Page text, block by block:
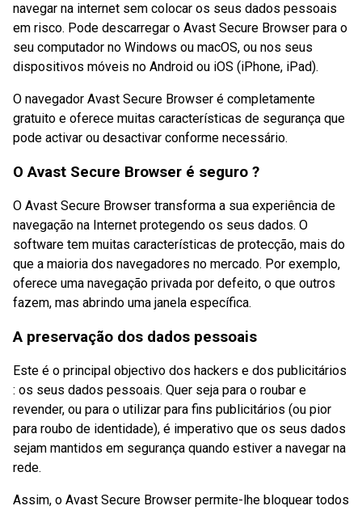
navegar na internet sem colocar os seus dados pessoais
em risco. Pode descarregar o Avast Secure Browser para o
seu computador no Windows ou macOS, ou nos seus
dispositivos móveis no Android ou iOS (iPhone, iPad).
O navegador Avast Secure Browser é completamente
gratuito e oferece muitas características de segurança que
pode activar ou desactivar conforme necessário.
O Avast Secure Browser é seguro ?
O Avast Secure Browser transforma a sua experiência de
navegação na Internet protegendo os seus dados. O
software tem muitas características de protecção, mais do
que a maioria dos navegadores no mercado. Por exemplo,
oferece uma navegação privada por defeito, o que outros
fazem, mas abrindo uma janela específica.
A preservação dos dados pessoais
Este é o principal objectivo dos hackers e dos publicitários
: os seus dados pessoais. Quer seja para o roubar e
revender, ou para o utilizar para fins publicitários (ou pior
para roubo de identidade), é imperativo que os seus dados
sejam mantidos em segurança quando estiver a navegar na
rede.
Assim, o Avast Secure Browser permite-lhe bloquear todos